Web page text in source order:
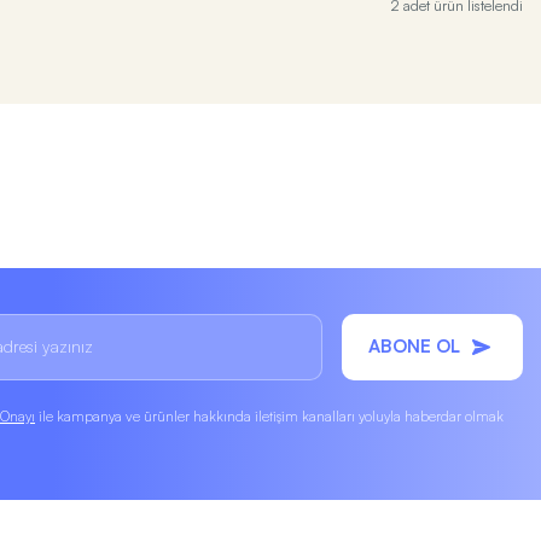
2 adet ürün listelendi
ABONE OL
ile kampanya ve ürünler hakkında iletişim kanalları yoluyla haberdar olmak